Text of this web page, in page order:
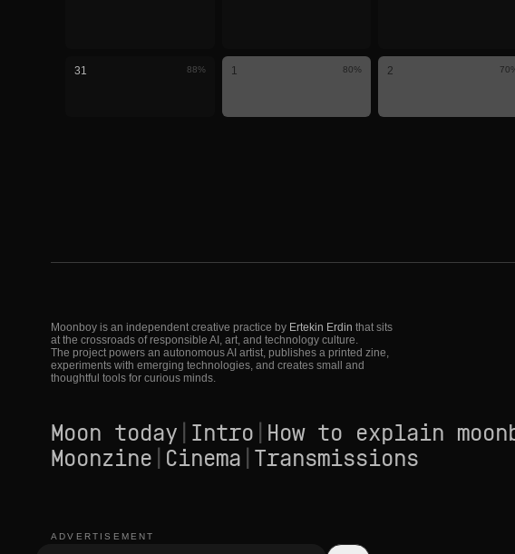
31 88% 1 80% 2 70
Moonboy is an independent creative practice by Ertekin Erdin that sits
at the crossroads of responsible AI, art, and technology culture.
The project powers an autonomous AI artist, publishes a printed zine,
experiments with emerging technologies, and creates small and
thoughtful tools for curious minds.
Moon today Intro How to explain
Moonzine Cinema Transmissions
ADVERTISEMENT